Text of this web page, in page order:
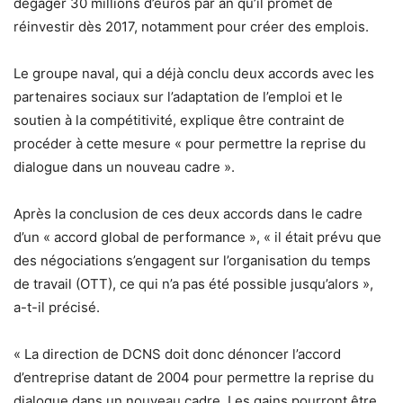
réinvestir dès 2017, notamment pour créer des emplois.
Le groupe naval, qui a déjà conclu deux accords avec les
partenaires sociaux sur l’adaptation de l’emploi et le
soutien à la compétitivité, explique être contraint de
procéder à cette mesure « pour permettre la reprise du
dialogue dans un nouveau cadre ».
Après la conclusion de ces deux accords dans le cadre
d’un « accord global de performance », « il était prévu que
des négociations s’engagent sur l’organisation du temps
de travail (OTT), ce qui n’a pas été possible jusqu’alors »,
a-t-il précisé.
« La direction de DCNS doit donc dénoncer l’accord
d’entreprise datant de 2004 pour permettre la reprise du